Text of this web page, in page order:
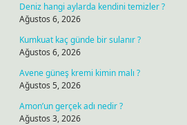
Deniz hangi aylarda kendini temizler ?
Ağustos 6, 2026
Kumkuat kaç günde bir sulanır ?
Ağustos 6, 2026
Avene güneş kremi kimin malı ?
Ağustos 5, 2026
Amon’un gerçek adı nedir ?
Ağustos 3, 2026